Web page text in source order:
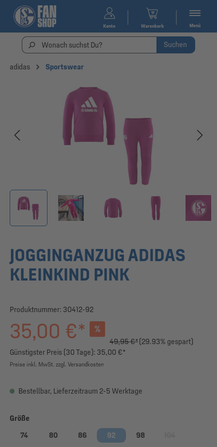
Konto Warenkorb Menü
Suchen
adidas Sportswear
Bildergalerie überspringen
JOGGINGANZUG ADIDAS
KLEINKIND PINK
Produktnummer: 30412-92
35,00 €* %
49,95 €*(29.93% gespart)
Günstigster Preis (30 Tage): 35,00 €*
Preise inkl. MwSt. zzgl. Versandkosten
Bestellbar, Lieferzeitraum 2-5 Werktage
Größe
74
80 86 92 98